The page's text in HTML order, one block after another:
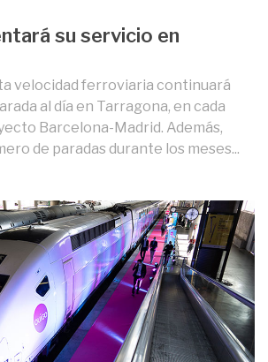
su servicio en
velocidad ferroviaria continuará
al día en Tarragona, en cada
Barcelona-Madrid. Además,
de paradas durante los meses...